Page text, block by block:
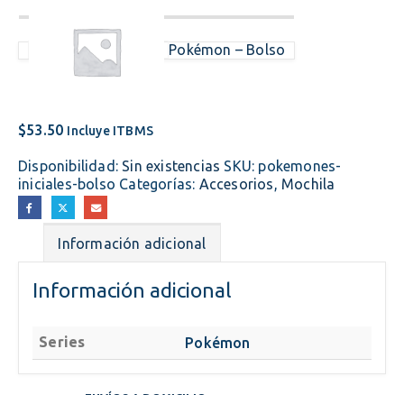
Pokémon – Bolso
$53.50 Incluye ITBMS
Disponibilidad: Sin existencias SKU: pokemones-
iniciales-bolso Categorías: Accesorios, Mochila
Información adicional
Información adicional
Series Pokémon